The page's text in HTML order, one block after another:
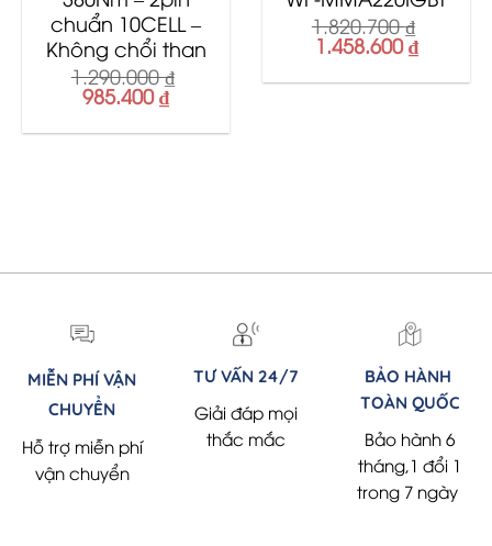
chuẩn 10CELL –
Không chổi than
1.290.000₫
Original
price
was:
985.400₫Current
price
is:
1.820.700₫
Original
price
was:
1.458.600₫Current
price
is:
MIỄN PHÍ VẬN
CHUYỂN
Hỗ trợ miễn phí
vận chuyển
TƯ VẤN 24/7
Giải đáp mọi
thắc mắc
BẢO HÀNH
TOÀN QUỐC
Bảo hành 6
tháng,1 đổi 1
trong 7 ngày